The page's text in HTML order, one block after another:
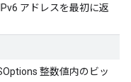
アドレスを最初に返
整数値内のビッ